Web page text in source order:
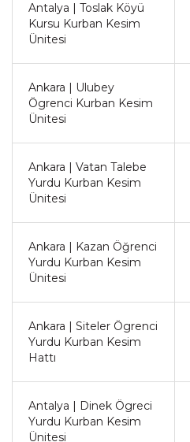
Antalya | Toslak Köyü
Kursu Kurban Kesim
Ünitesi
Ankara | Ulubey
Ögrenci Kurban Kesim
Ünitesi
Ankara | Vatan Talebe
Yurdu Kurban Kesim
Ünitesi
Ankara | Kazan Öğrenci
Yurdu Kurban Kesim
Ünitesi
Ankara | Siteler Ögrenci
Yurdu Kurban Kesim
Hattı
Antalya | Dinek Ögreci
Yurdu Kurban Kesim
Ünitesi